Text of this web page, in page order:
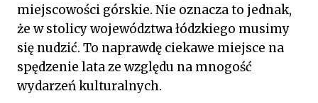
miejscowości górskie. Nie oznacza to jednak,
że w stolicy województwa łódzkiego musimy
się nudzić. To naprawdę ciekawe miejsce na
spędzenie lata ze względu na mnogość
wydarzeń kulturalnych.